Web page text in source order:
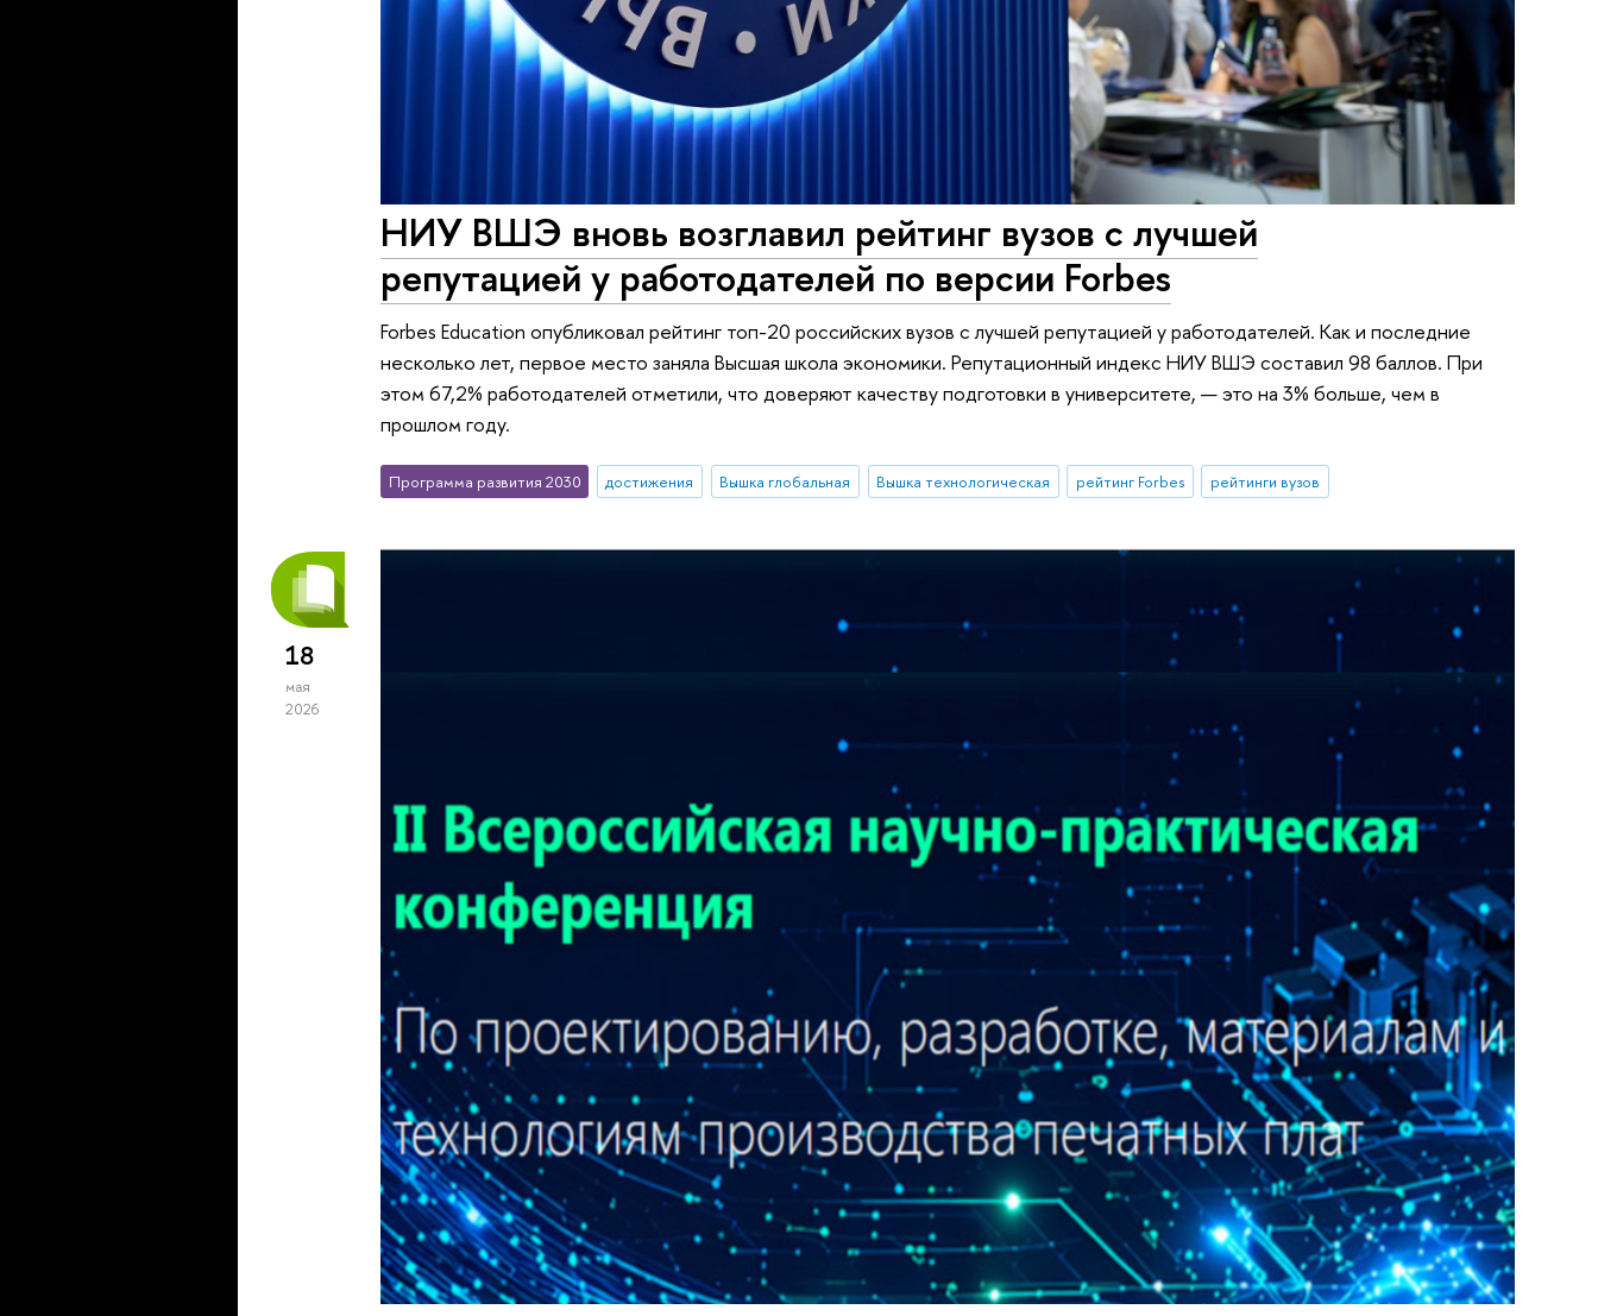
НИУ ВШЭ вновь возглавил рейтинг вузов с лучшей
репутацией у работодателей по версии Forbes
Forbes Education опубликовал рейтинг топ-20 российских вузов с лучшей репутацией у работодателей. Как и последние
несколько лет, первое место заняла Высшая школа экономики. Репутационный индекс НИУ ВШЭ составил 98 баллов. При
этом 67,2% работодателей отметили, что доверяют качеству подготовки в университете, — это на 3% больше, чем в
прошлом году.
Программа развития 2030 достижения Вышка глобальная Вышка технологическая рейтинг Forbes рейтинги вузов
18
мая
2026